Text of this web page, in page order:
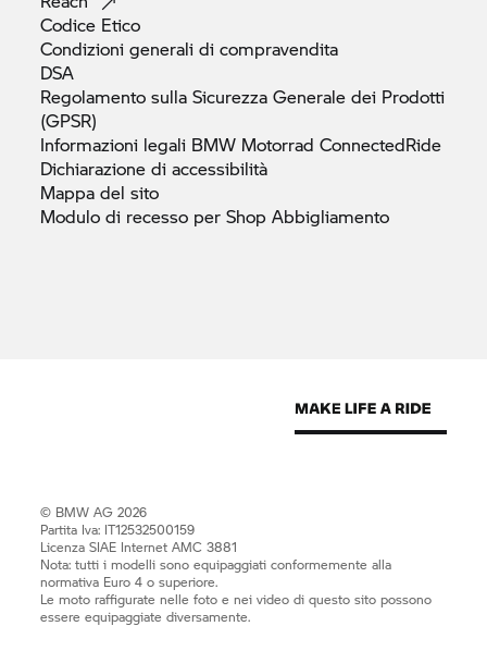
Codice Etico
Condizioni generali dicompravendita
DSA
Regolamento sulla Sicurezza Generale dei Prodotti
(GPSR)
Informazioni legali BMW Motorrad ConnectedRide
Dichiarazione diaccessibilità
Mappa delsito
Modulo di recesso per ShopAbbigliamento
© BMW AG 2026
Partita Iva: IT12532500159
Licenza SIAE Internet AMC 3881
Nota: tutti i modelli sono equipaggiati conformemente alla
normativa Euro 4 o superiore.
Le moto raffigurate nelle foto e nei video di questo sito possono
essere equipaggiate diversamente.